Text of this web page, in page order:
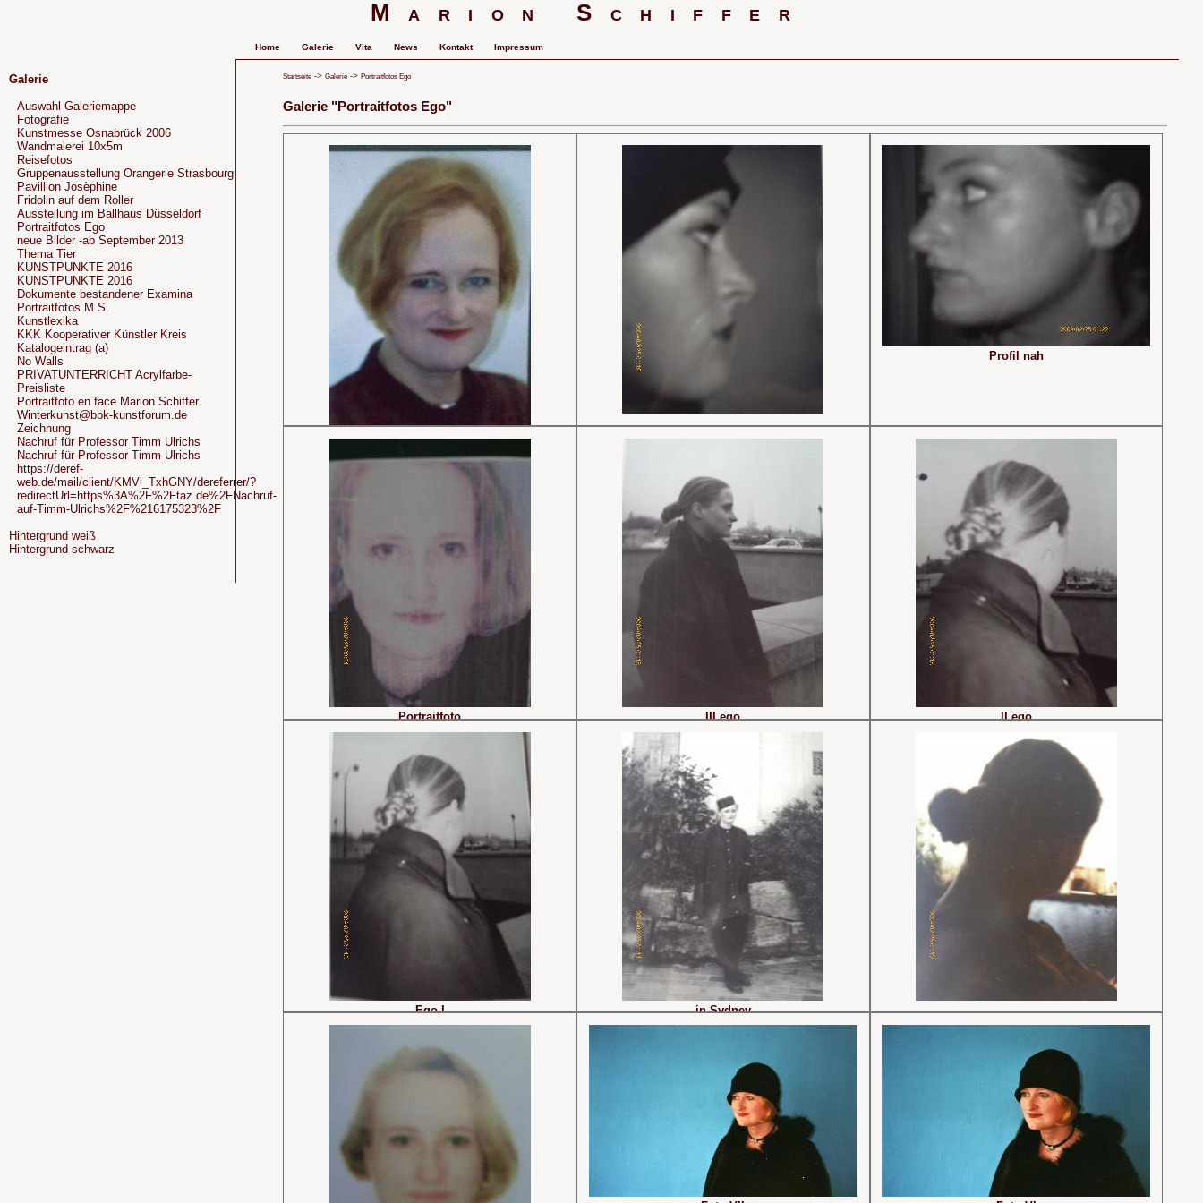
Marion Schiffer
Home Galerie Vita News Kontakt Impressum
Startseite ->Galerie ->Portraitfotos Ego
Galerie "Portraitfotos Ego"
Profil nah
Portraitfoto III ego II ego
Ego I in Sydney
Galerie
Auswahl Galeriemappe
Fotografie
Kunstmesse Osnabrück 2006
Wandmalerei 10x5m
Reisefotos
Gruppenausstellung Orangerie Strasbourg
Pavillion Josèphine
Fridolin auf dem Roller
Ausstellung im Ballhaus Düsseldorf
Portraitfotos Ego
neue Bilder -ab September 2013
Thema Tier
KUNSTPUNKTE 2016
KUNSTPUNKTE 2016
Dokumente bestandener Examina
Portraitfotos M.S.
Kunstlexika
KKK Kooperativer Künstler Kreis
Katalogeintrag (a)
No Walls
PRIVATUNTERRICHT Acrylfarbe-
Preisliste
Portraitfoto en face Marion Schiffer
Winterkunst@bbk-kunstforum.de
Zeichnung
Nachruf für Professor Timm Ulrichs
Nachruf für Professor Timm Ulrichs
https://deref-
web.de/mail/client/KMVl_TxhGNY/dereferrer/?
redirectUrl=https%3A%2F%2Ftaz.de%2FNachruf-
auf-Timm-Ulrichs%2F%216175323%2F
Hintergrund weiß
Hintergrund schwarz